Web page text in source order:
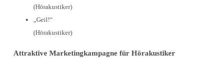
(Hörakustiker)
„Geil!“
(Hörakustiker)
Attraktive Marketingkampagne für Hörakustiker